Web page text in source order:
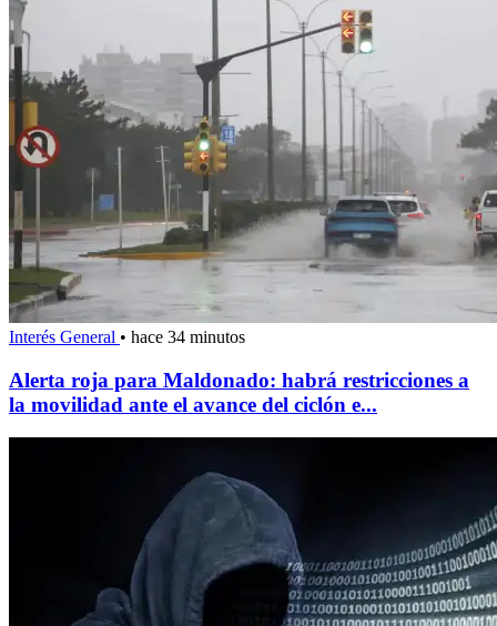
Interés General • hace 34 minutos
Alerta roja para Maldonado: habrá restricciones a
la movilidad ante el avance del ciclón e...